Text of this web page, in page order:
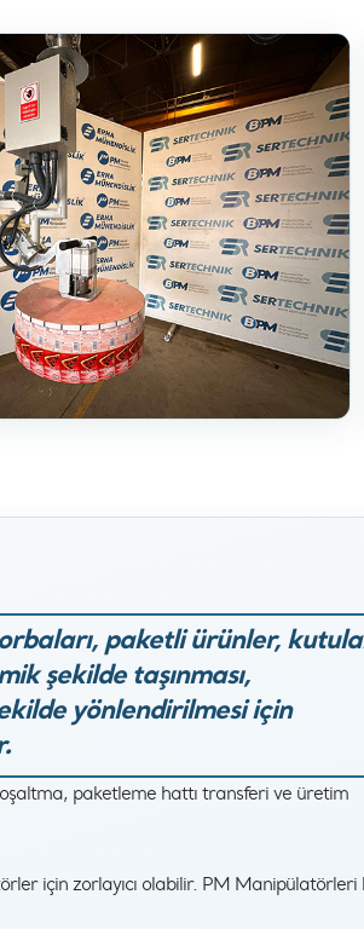
paketli ürünler,
şekilde taşınması,
yönlendirilmesi için
paketleme hattı transferi ve üretim
için zorlayıcı olabilir. PM Manipülatörleri